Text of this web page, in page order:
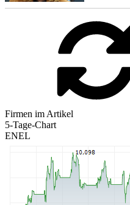
Firmen im Artikel
5-Tage-Chart
ENEL